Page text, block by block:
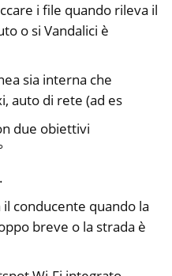
i file quando rileva il
o si Vandalici è
sia interna che
auto di rete (ad es
due obiettivi
conducente quando la
breve o la strada è